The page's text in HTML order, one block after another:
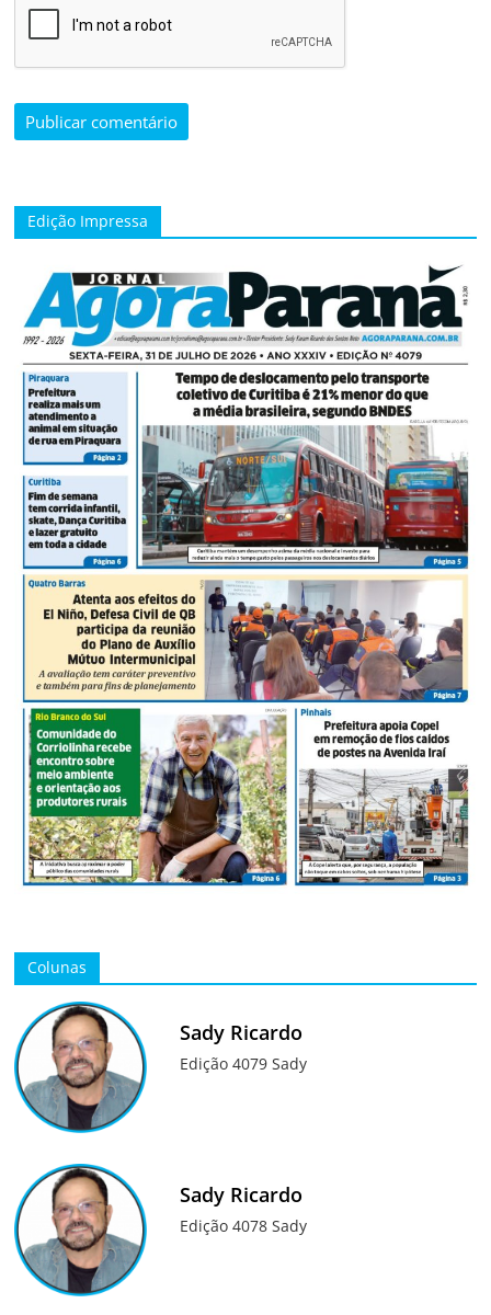
Edição Impressa
Colunas
Sady Ricardo
Edição 4079 Sady
Sady Ricardo
Edição 4078 Sady